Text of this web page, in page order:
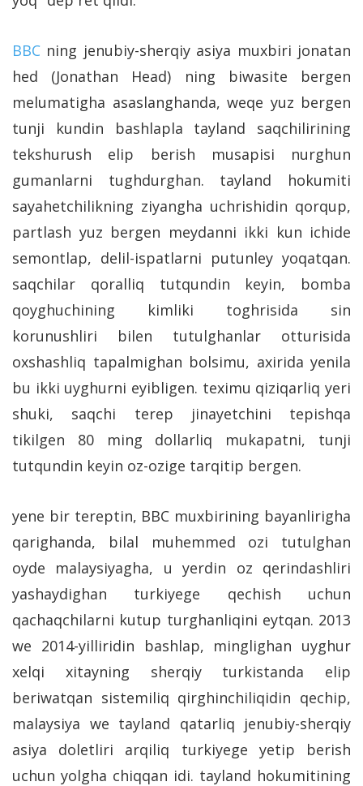
BBC ning jenubiy-sherqiy asiya muxbiri jonatan
hed (Jonathan Head) ning biwasite bergen
melumatigha asaslanghanda, weqe yuz bergen
tunji kundin bashlapla tayland saqchilirining
tekshurush elip berish musapisi nurghun
gumanlarni tughdurghan. tayland hokumiti
sayahetchilikning ziyangha uchrishidin qorqup,
partlash yuz bergen meydanni ikki kun ichide
semontlap, delil-ispatlarni putunley yoqatqan.
saqchilar qoralliq tutqundin keyin, bomba
qoyghuchining kimliki toghrisida sin
korunushliri bilen tutulghanlar otturisida
oxshashliq tapalmighan bolsimu, axirida yenila
bu ikki uyghurni eyibligen. teximu qiziqarliq yeri
shuki, saqchi terep jinayetchini tepishqa
tikilgen 80 ming dollarliq mukapatni, tunji
tutqundin keyin oz-ozige tarqitip bergen.
yene bir tereptin, BBC muxbirining bayanlirigha
qarighanda, bilal muhemmed ozi tutulghan
oyde malaysiyagha, u yerdin oz qerindashliri
yashaydighan turkiyege qechish uchun
qachaqchilarni kutup turghanliqini eytqan. 2013
we 2014-yilliridin bashlap, minglighan uyghur
xelqi xitayning sherqiy turkistanda elip
beriwatqan sistemiliq qirghinchiliqidin qechip,
malaysiya we tayland qatarliq jenubiy-sherqiy
asiya doletliri arqiliq turkiyege yetip berish
uchun yolgha chiqqan idi. tayland hokumitining